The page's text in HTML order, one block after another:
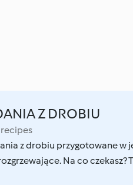
Z DROBIU
z drobiu przygotowane w
Na co